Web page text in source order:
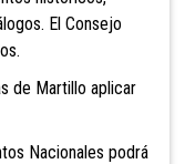
El Consejo
de Martillo aplicar
Nacionales podrá